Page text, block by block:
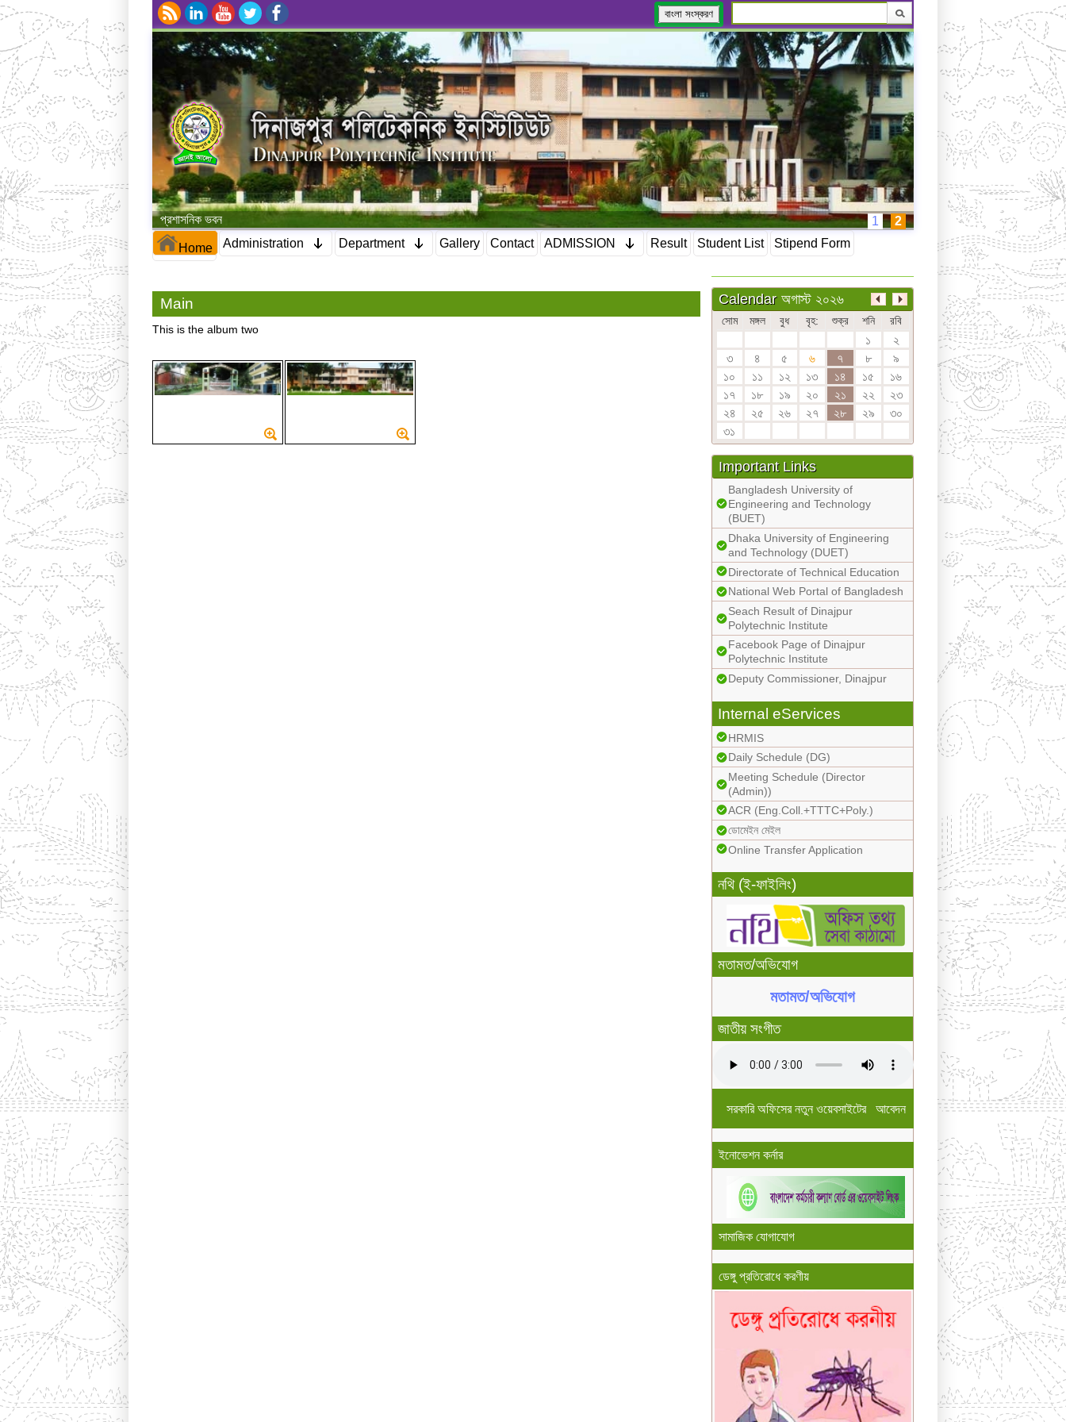
বাংলা সংস্করণ
প্রশাসনিক ভবন 1
2
Home
Administration Department Gallery Contact ADMISSION Result Student List Stipend Form
Main
This is the album two
Calendar অগাস্ট ২০২৬
সোম মঙ্গল বুধ বৃহ: শুক্র শনি রবি
১
২
৩
৪ ৫ ৬ ৭ ৮
৯
১০
১১ ১২ ১৩ ১৪ ১৫
১৬
১৭
১৮ ১৯ ২০ ২১ ২২
২৩
২৪
২৫ ২৬ ২৭ ২৮ ২৯
৩০
৩১
Important Links
Bangladesh University of
Engineering and Technology
(BUET)
Dhaka University of Engineering
and Technology (DUET)
Directorate of Technical Education
National Web Portal of Bangladesh
Seach Result of Dinajpur
Polytechnic Institute
Facebook Page of Dinajpur
Polytechnic Institute
Deputy Commissioner, Dinajpur
Internal eServices
HRMIS
Daily Schedule (DG)
Meeting Schedule (Director
(Admin))
ACR (Eng.Coll.+TTTC+Poly.)
ডোমেইন মেইল
Online Transfer Application
নথি (ই-ফাইলিং)
মতামত/অভিযোগ
মতামত/অভিযোগ
জাতীয় সংগীত
সরকারি অফিসের নতুন ওয়েবসাইটের আবেদন
ইনোভেশন কর্নার
সামাজিক যোগাযোগ
ডেঙ্গু প্রতিরোধে করণীয়